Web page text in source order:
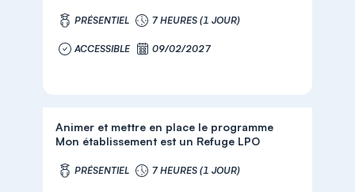
PRÉSENTIEL 7 HEURES (1 JOUR)
ACCESSIBLE 09/02/2027
Animer et mettre en place le programme
Mon établissement est un Refuge LPO
PRÉSENTIEL 7 HEURES (1 JOUR)